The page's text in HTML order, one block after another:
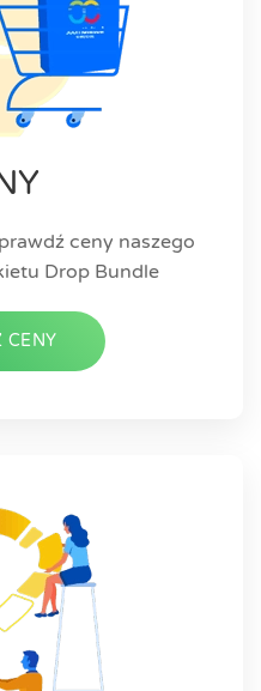
ceny naszego
Drop Bundle
CENY